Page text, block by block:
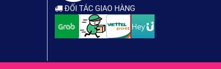
ĐỐI TÁC GIAO HÀNG